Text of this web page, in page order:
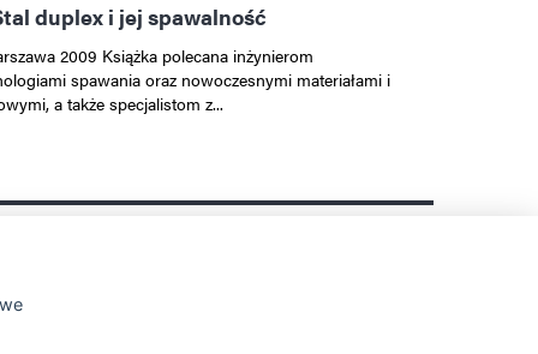
duplex i jej spawalność
2009 Książka polecana inżynierom
spawania oraz nowoczesnymi materiałami i
a także specjalistom z...